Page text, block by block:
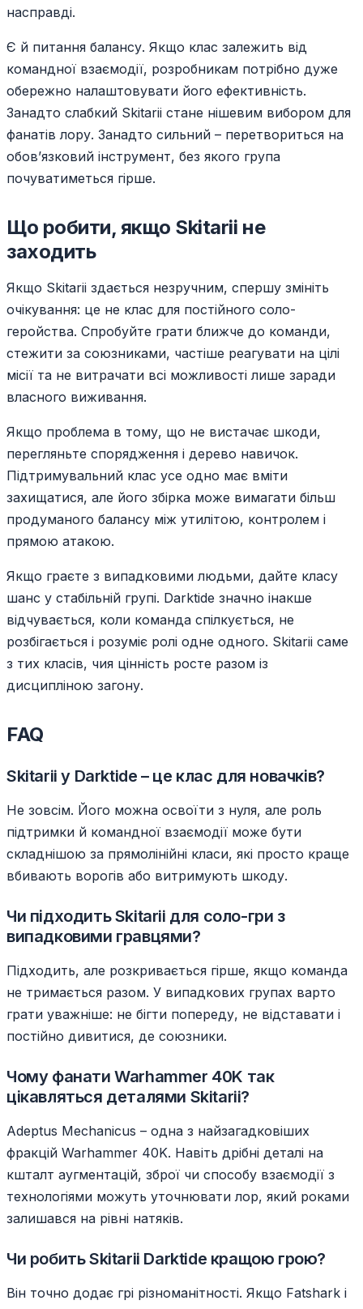
насправді.
Є й питання балансу. Якщо клас залежить від
командної взаємодії, розробникам потрібно дуже
обережно налаштовувати його ефективність.
Занадто слабкий Skitarii стане нішевим вибором для
фанатів лору. Занадто сильний – перетвориться на
обов’язковий інструмент, без якого група
почуватиметься гірше.
Що робити, якщо Skitarii не
заходить
Якщо Skitarii здається незручним, спершу змініть
очікування: це не клас для постійного соло-
геройства. Спробуйте грати ближче до команди,
стежити за союзниками, частіше реагувати на цілі
місії та не витрачати всі можливості лише заради
власного виживання.
Якщо проблема в тому, що не вистачає шкоди,
перегляньте спорядження і дерево навичок.
Підтримувальний клас усе одно має вміти
захищатися, але його збірка може вимагати більш
продуманого балансу між утилітою, контролем і
прямою атакою.
Якщо граєте з випадковими людьми, дайте класу
шанс у стабільній групі. Darktide значно інакше
відчувається, коли команда спілкується, не
розбігається і розуміє ролі одне одного. Skitarii саме
з тих класів, чия цінність росте разом із
дисципліною загону.
FAQ
Skitarii у Darktide – це клас для новачків?
Не зовсім. Його можна освоїти з нуля, але роль
підтримки й командної взаємодії може бути
складнішою за прямолінійні класи, які просто краще
вбивають ворогів або витримують шкоду.
Чи підходить Skitarii для соло-гри з
випадковими гравцями?
Підходить, але розкривається гірше, якщо команда
не тримається разом. У випадкових групах варто
грати уважніше: не бігти попереду, не відставати і
постійно дивитися, де союзники.
Чому фанати Warhammer 40K так
цікавляться деталями Skitarii?
Adeptus Mechanicus – одна з найзагадковіших
фракцій Warhammer 40K. Навіть дрібні деталі на
кшталт аугментацій, зброї чи способу взаємодії з
технологіями можуть уточнювати лор, який роками
залишався на рівні натяків.
Чи робить Skitarii Darktide кращою грою?
Він точно додає грі різноманітності. Якщо Fatshark і